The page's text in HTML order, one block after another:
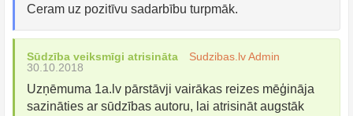
Ceram uz pozitīvu sadarbību turpmāk.
Sūdzība veiksmīgi atrisināta
Sudzibas.lv Admin
30.10.2018
Uzņēmuma 1a.lv pārstāvji vairākas reizes mēģināja
sazināties ar sūdzības autoru, lai atrisināt augstāk